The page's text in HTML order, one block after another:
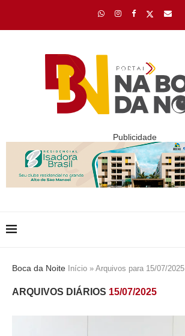
Publicidade
Boca da Noite Início » Arquivos para 15/07/2025
ARQUIVOS DIÁRIOS 15/07/2025